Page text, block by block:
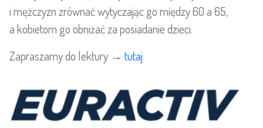
i mężczyzn zrównać wytyczając go między 60 a 65,
a kobietom go obniżać za posiadanie dzieci.
Zapraszamy do lektury → tutaj